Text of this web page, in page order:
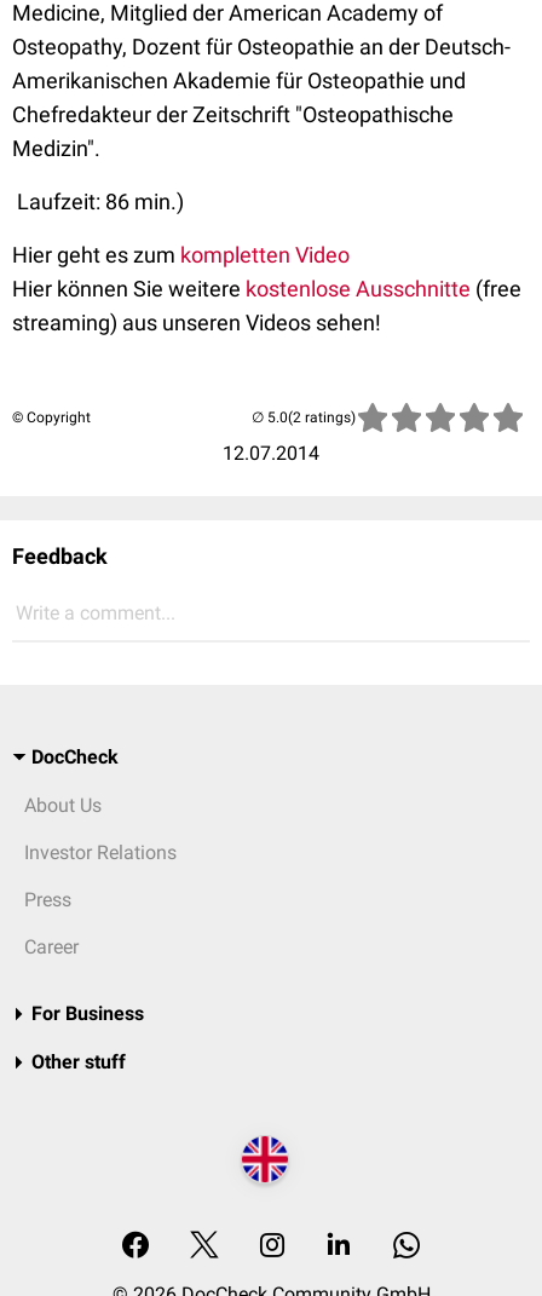
Medicine, Mitglied der American Academy of
Osteopathy, Dozent für Osteopathie an der Deutsch-
Amerikanischen Akademie für Osteopathie und
Chefredakteur der Zeitschrift "Osteopathische
Medizin".
Laufzeit: 86 min.)
Hier geht es zum kompletten Video
Hier können Sie weitere kostenlose Ausschnitte (free
streaming) aus unseren Videos sehen!
© Copyright
12.07.2014
(2 ratings)
Feedback
Write a comment...
DocCheck
About Us
Investor Relations
Press
Career
For Business
Other stuff